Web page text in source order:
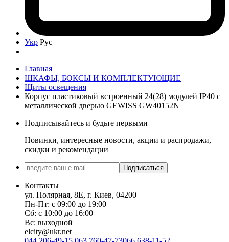
Укр Рус
Главная
ШКАФЫ, БОКСЫ И КОМПЛЕКТУЮЩИЕ
Щиты освещения
Корпус пластиковый встроенный 24(28) модулей IP40 с
металлической дверью GEWISS GW40152N
Подписывайтесь и будьте первыми
Новинки, интересные новости, акции и распродажи,
скидки и рекомендации
Подписаться
Контакты
ул. Полярная, 8Е, г. Киев, 04200
Пн-Пт: с 09:00 до 19:00
Сб: с 10:00 до 16:00
Вс: выходной
elcity@ukr.net